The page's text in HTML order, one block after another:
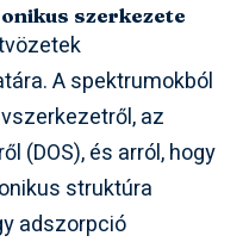
szerkezete
A spektrumokból
az
(DOS), és arról, hogy
struktúra
adszorpció